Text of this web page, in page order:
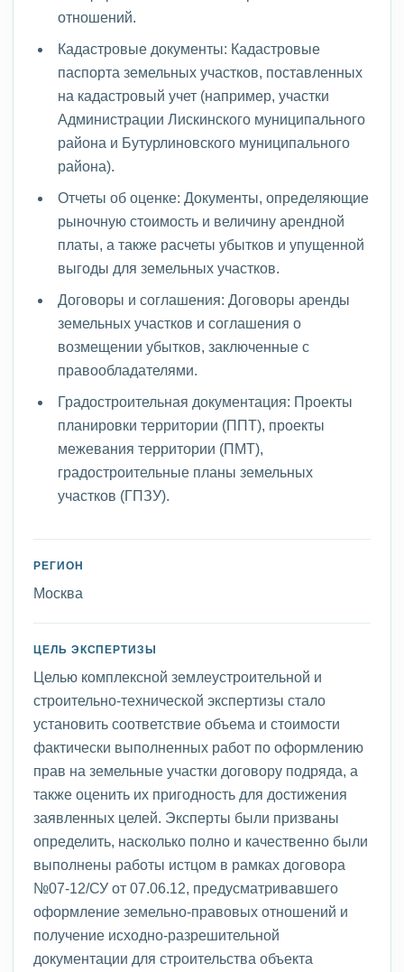
отношений.
Кадастровые документы: Кадастровые
паспорта земельных участков, поставленных
на кадастровый учет (например, участки
Администрации Лискинского муниципального
района и Бутурлиновского муниципального
района).
Отчеты об оценке: Документы, определяющие
рыночную стоимость и величину арендной
платы, а также расчеты убытков и упущенной
выгоды для земельных участков.
Договоры и соглашения: Договоры аренды
земельных участков и соглашения о
возмещении убытков, заключенные с
правообладателями.
Градостроительная документация: Проекты
планировки территории (ППТ), проекты
межевания территории (ПМТ),
градостроительные планы земельных
участков (ГПЗУ).
РЕГИОН
Москва
ЦЕЛЬ ЭКСПЕРТИЗЫ
Целью комплексной землеустроительной и
строительно-технической экспертизы стало
установить соответствие объема и стоимости
фактически выполненных работ по оформлению
прав на земельные участки договору подряда, а
также оценить их пригодность для достижения
заявленных целей. Эксперты были призваны
определить, насколько полно и качественно были
выполнены работы истцом в рамках договора
№07-12/СУ от 07.06.12, предусматривавшего
оформление земельно-правовых отношений и
получение исходно-разрешительной
документации для строительства объекта